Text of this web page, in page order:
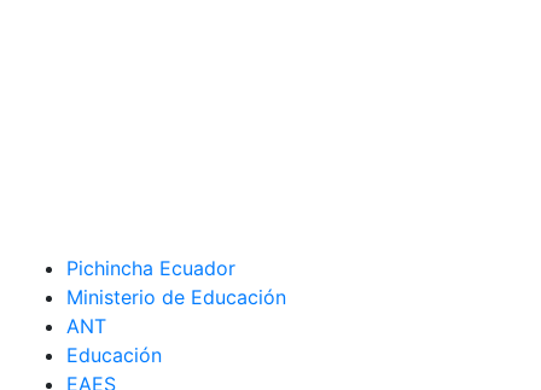
Pichincha Ecuador
Ministerio de Educación
ANT
Educación
EAES